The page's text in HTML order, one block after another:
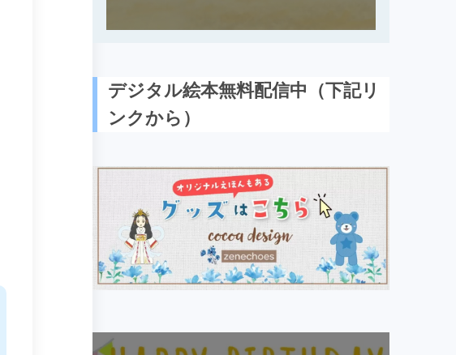
デジタル絵本無料配信中（下記リ
ンクから）